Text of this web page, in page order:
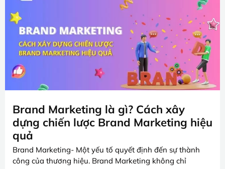
Brand Marketing là gì? Cách xây
dựng chiến lược Brand Marketing hiệu
quả
Brand Marketing- Một yếu tố quyết định đến sự thành
công của thương hiệu. Brand Marketing không chỉ